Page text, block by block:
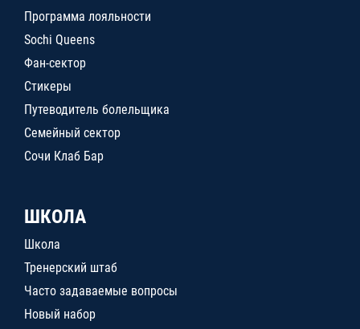
Программа лояльности
Sochi Queens
Фан-сектор
Стикеры
Путеводитель болельщика
Семейный сектор
Сочи Клаб Бар
ШКОЛА
Школа
Тренерский штаб
Часто задаваемые вопросы
Новый набор